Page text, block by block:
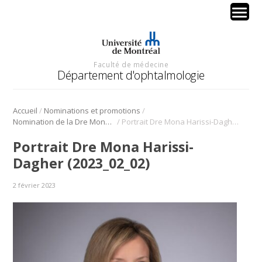
Faculté de médecine
Département d'ophtalmologie
Accueil / Nominations et promotions /
Nomination de la Dre Mona Harissi-Dagher au titre de cheffe du Département d’ophtalmologie du CHUM / Portrait Dre Mona Harissi-Dagher (2023_02_02)
Portrait Dre Mona Harissi-
Dagher (2023_02_02)
2 février 2023